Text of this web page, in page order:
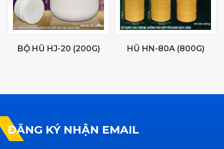
BỘ HŨ HJ-20 (200G) HŨ HN-80A (800G)
ĐĂNG KÝ NHẬN EMAIL